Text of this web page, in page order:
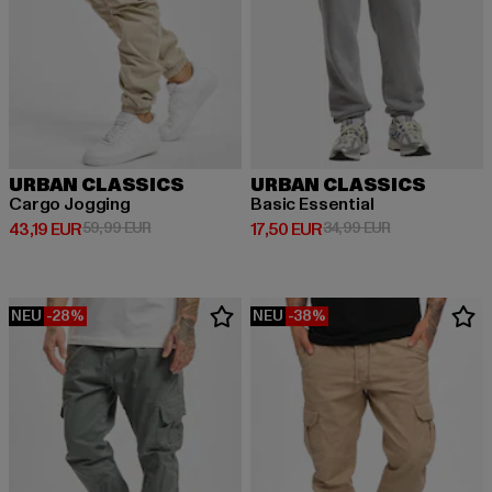
URBAN CLASSICS
Cargo Jogging
43,19 EUR
Derzeitiger Preis: 43,19 EUR
59,99 EURAktionspreis: 59,99 EUR
URBAN CLASSICS
Basic Essential
17,50 EUR
Derzeitiger Preis: 17,50 EUR
34,99 EURAktionspreis:
NEU -28% NEU -38%